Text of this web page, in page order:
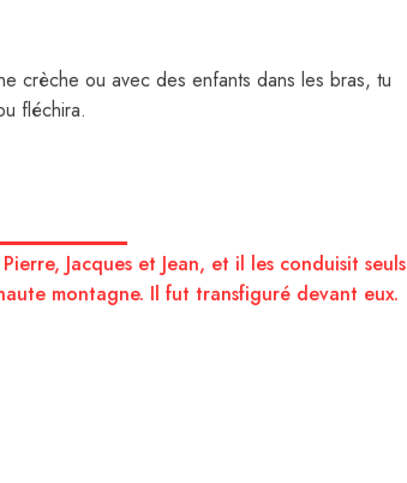
crèche ou avec des enfants dans les bras, tu
fléchira.
Jacques et Jean, et il les conduisit seuls
montagne. Il fut transfiguré devant eux.